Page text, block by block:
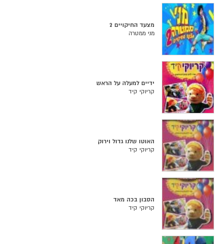
מצעד החיקויים 2
מני ממטרה
ידיים למעלה על הראש
קריוקי קיד
האוטו שלנו גדול וירוק
קריוקי קיד
הסבון בכה מאד
קריוקי קיד